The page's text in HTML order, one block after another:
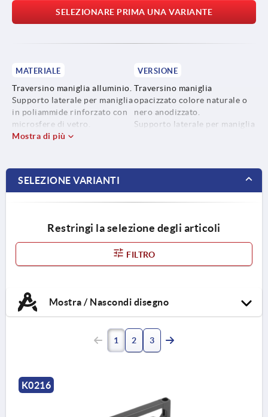
SELEZIONARE PRIMA UNA VARIANTE
MATERIALE
Traversino maniglia alluminio.
Supporto laterale per maniglia
in poliammide rinforzato con
microsfere di vetro.
VERSIONE
Traversino maniglia
opacizzato colore naturale o
nero anodizzato.
Supporto laterale per maniglia
Mostra di più
SELEZIONE VARIANTI
Restringi la selezione degli articoli
FILTRO
Mostra / Nascondi disegno
1 2 3
K0216